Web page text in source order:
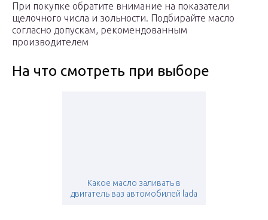
При покупке обратите внимание на показатели
щелочного числа и зольности. Подбирайте масло
согласно допускам, рекомендованным
производителем
На что смотреть при выборе
Какое масло заливать в
двигатель ваз автомобилей lada